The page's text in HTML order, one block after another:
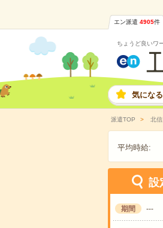
エン派遣 4905件
ちょうど良いワ
気にな
派遣TOP 北信
平均時給:
設
期間 ---